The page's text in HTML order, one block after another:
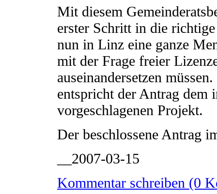
Mit diesem
erster Schritt in die
nun in Linz eine ganze
mit der Frage freier
auseinandersetzen
entspricht der Antrag dem
vorgeschlagenen Projekt.
Der beschlossene Antrag
__2007-03-15
Kommentar schreiben (0